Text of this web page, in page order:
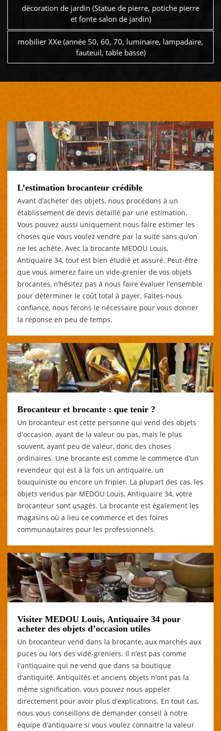
décoration de jardin (Statue de pierre, potiche pierre
et fonte salon de jardin)
mobilier XXe (année 50, 60, 70, luminaire, lampadaire,
fauteuil, table basse)
L’estimation brocanteur crédible
Avant d’acheter des objets, nous procédons à un
établissement de devis détaillé par une estimation.
Vous pouvez aussi uniquement nous faire estimer les
choses que vous voulez vendre par la suite sans qu’on
ne les achète. Avec la brocante MEDOU Louis,
Antiquaire 34, tout est bien étudié et assuré. Peut-être
que vous aimerez faire un vide-grenier de vos objets
brocantes, n’hésitez pas à nous faire évaluer l’ensemble
pour déterminer le coût total à payer. Faites-nous
confiance, nous ferons le nécessaire pour vous donner
la réponse en peu de temps.
Brocanteur et brocante : que tenir ?
Un brocanteur est cette personne qui vend des objets
d'occasion, ayant de la valeur ou pas, mais le plus
souvent, ayant peu de valeur, donc des choses
ordinaires. Une brocante est comme le commerce d’un
revendeur qui est à la fois un antiquaire, un
bouquiniste ou encore un fripier. La plupart des cas, les
objets vendus par MEDOU Louis, Antiquaire 34, votre
brocanteur sont usagés. La brocante est également les
magasins où a lieu ce commerce et des foires
communautaires pour les professionnels.
Visiter MEDOU Louis, Antiquaire 34 pour
acheter des objets d’occasion utiles
Un brocanteur vend dans la brocante, aux marchés aux
puces ou lors des vide-greniers. Il n’est pas comme
l'antiquaire qui ne vend que dans sa boutique
d’antiquité. Antiquités et anciens objets n’ont pas la
même signification, vous pouvez nous appeler
directement pour avoir plus d’explications. En tout cas,
nous vous conseillons de demander conseil à notre
équipe d’antiquaire si vous voulez connaitre la valeur